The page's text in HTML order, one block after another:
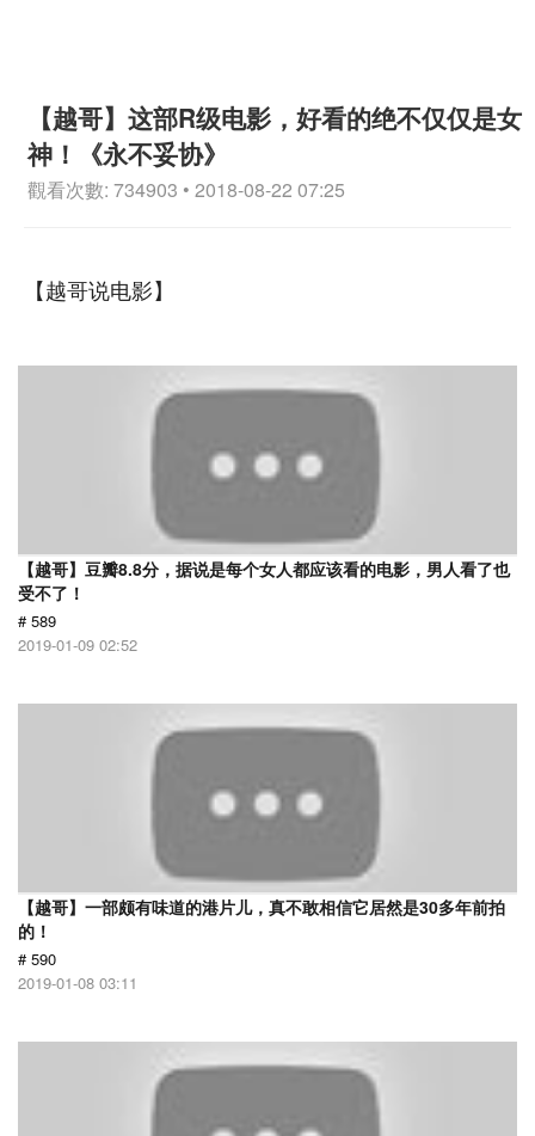
【越哥】这部R级电影，好看的绝不仅仅是女
神！《永不妥协》
觀看次數: 734903 • 2018-08-22 07:25
【越哥说电影】
【越哥】豆瓣8.8分，据说是每个女人都应该看的电影，男人看了也
受不了！
# 589
2019-01-09 02:52
【越哥】一部颇有味道的港片儿，真不敢相信它居然是30多年前拍
的！
# 590
2019-01-08 03:11